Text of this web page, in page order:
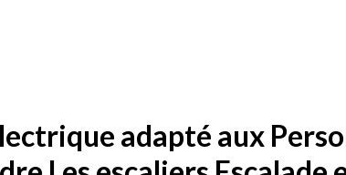
adapté aux